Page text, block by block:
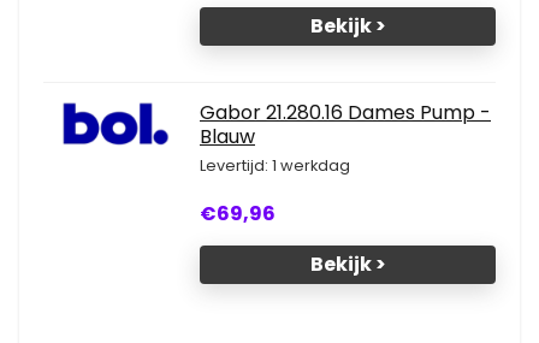
Bekijk >
Gabor 21.280.16 Dames Pump -
Blauw
Levertijd: 1 werkdag
€69,96
Bekijk >